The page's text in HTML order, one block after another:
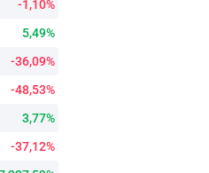
-1,10%
5,49%
-36,09%
-48,53%
3,77%
-37,12%